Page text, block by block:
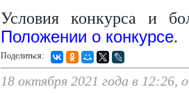
Условия конкурса и
Положении о конкурсе.
Поделиться:
18 октября 2021 года в 12:26,